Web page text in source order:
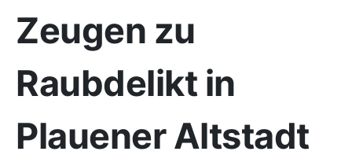
Zeugen zu
Raubdelikt in
Plauener Altstadt